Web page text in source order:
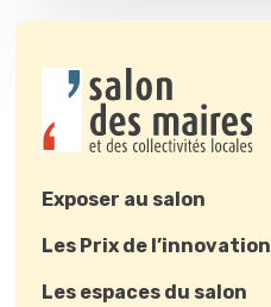
Exposer au salon
Les Prix de l’innovation
Les espaces du salon